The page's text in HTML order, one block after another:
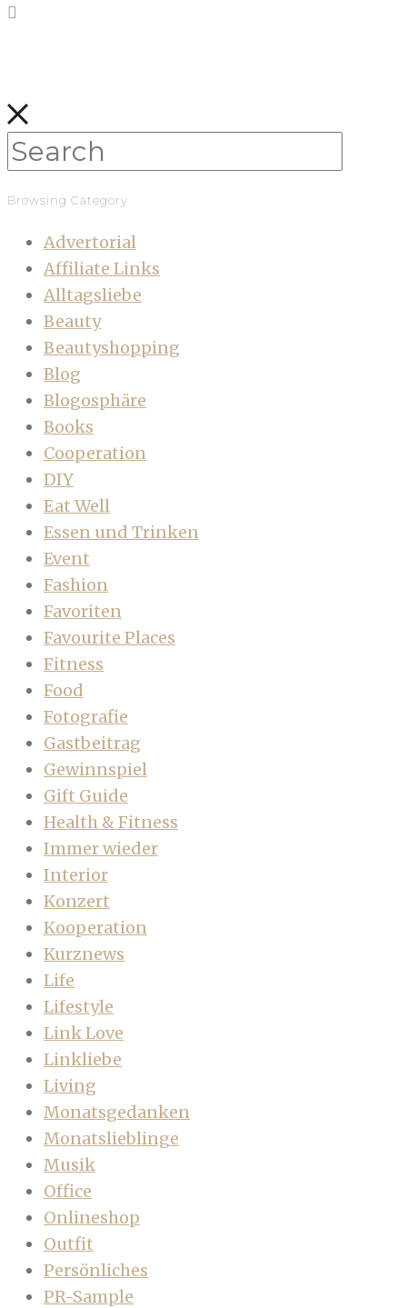
Browsing Category
Advertorial
Affiliate Links
Alltagsliebe
Beauty
Beautyshopping
Blog
Blogosphäre
Books
Cooperation
DIY
Eat Well
Essen und Trinken
Event
Fashion
Favoriten
Favourite Places
Fitness
Food
Fotografie
Gastbeitrag
Gewinnspiel
Gift Guide
Health & Fitness
Immer wieder
Interior
Konzert
Kooperation
Kurznews
Life
Lifestyle
Link Love
Linkliebe
Living
Monatsgedanken
Monatslieblinge
Musik
Office
Onlineshop
Outfit
Persönliches
PR-Sample